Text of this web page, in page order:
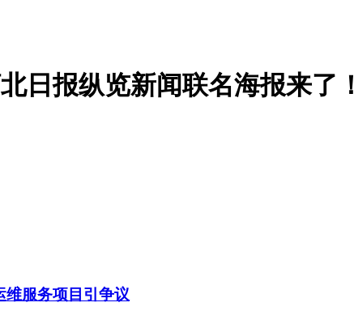
日报纵览新闻联名海报来了！
维服务项目引争议